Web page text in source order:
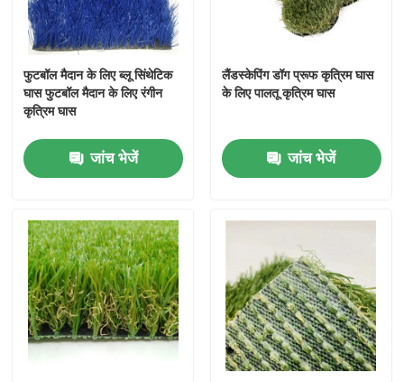
फुटबॉल मैदान के लिए ब्लू सिंथेटिक
घास फुटबॉल मैदान के लिए रंगीन
कृत्रिम घास
जांच भेजें
लैंडस्केपिंग डॉग प्रूफ कृत्रिम घास
के लिए पालतू कृत्रिम घास
जांच भेजें